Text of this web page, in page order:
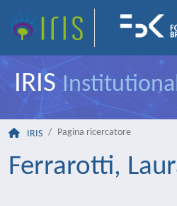
IRIS
IRIS Pagina ricercatore
Ferrarotti,